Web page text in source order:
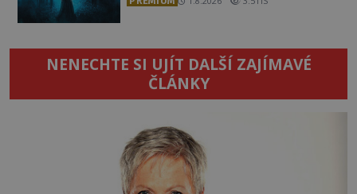
NENECHTE SI UJÍT DALŠÍ ZAJÍMAVÉ
ČLÁNKY